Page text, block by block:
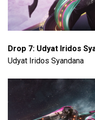
Drop 7: Udyat Iridos
Udyat Iridos Syandana